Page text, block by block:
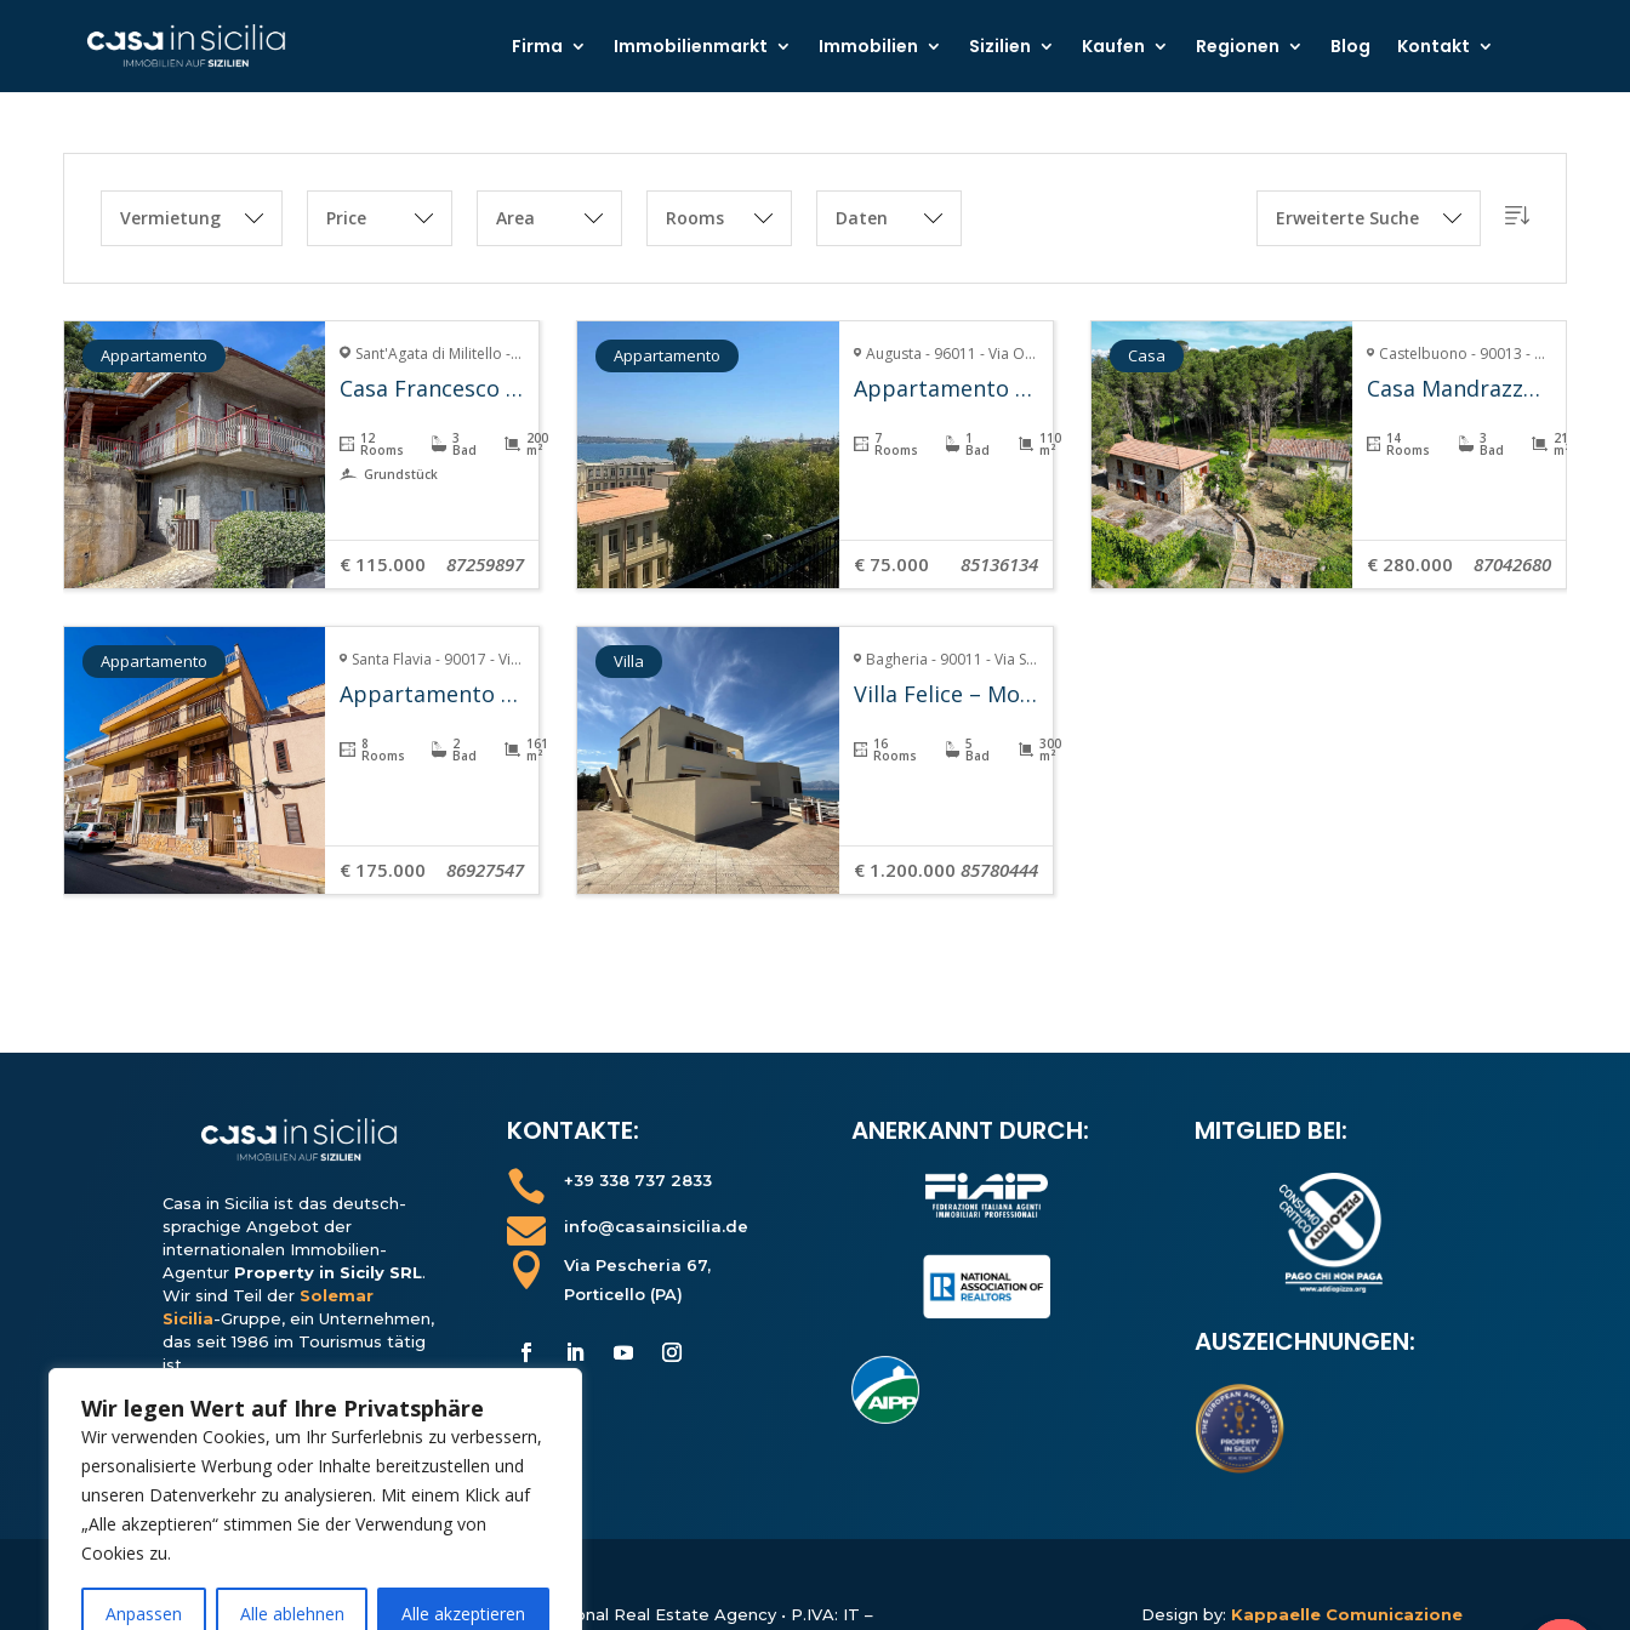
Wir legen Wert auf Ihre Privatsphäre
Wir verwenden Cookies, um Ihr Surferlebnis zu verbessern,
personalisierte Werbung oder Inhalte bereitzustellen und
unseren Datenverkehr zu analysieren. Mit einem Klick auf
„Alle akzeptieren“ stimmen Sie der Verwendung von
Cookies zu.
Anpassen Alle ablehnen Alle akzeptieren
Firma Immobilienmarkt Immobilien Sizilien Kaufen Regionen Blog Kontakt
Vermietung Price Area Rooms Daten Erweiterte Suche
Appartamento Sant'Agata di Militello - 98076
Casa Francesco – Sant’Agata
12
Rooms
3
Bad
200
m²
Grundstück
€ 115.000 87259897
Appartamento Augusta - 96011 - Via Orso Mario Corbino
Appartamento Rita – Augusta
7
Rooms
1
Bad
110
m²
€ 75.000 85136134
Casa Castelbuono - 90013 - Contrada Mandrazze
Casa Mandrazze – Castelbuono
14
Rooms
3
Bad
218
m²
€ 280.000 87042680
Appartamento Santa Flavia - 90017 - Via Nazario Sauro, 10
Appartamento Michele – Porticello
8
Rooms
2
Bad
161
m²
€ 175.000 86927547
Villa Bagheria - 90011 - Via Sant'Isìdoro Monte
Villa Felice – Mongerbino
16
Rooms
5
Bad
300
m²
€ 1.200.000 85780444
Casa in Sicilia ist das deutsch-
sprachige Angebot der
internationalen Immobilien-
Agentur Property in Sicily SRL.
Wir sind Teil der Solemar
Sicilia-Gruppe, ein Unter­nehmen,
das seit 1986 im Tourismus tätig
ist.
KONTAKTE:
 +39 338 737 2833
 info@casainsicilia.de

Via Pescheria 67,
Porticello (PA)
ANERKANNT DURCH: MITGLIED BEI:
AUSZEICHNUNGEN:
Copyright 2025 | Property in Sicily S.R.L. – International Real Estate Agency • P.IVA: IT –
Design by: Kappaelle Comunicazione